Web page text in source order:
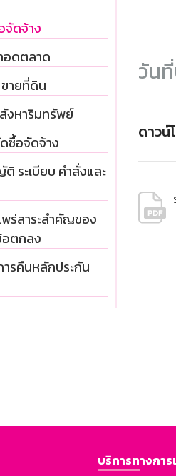
จัดจ้าง
อดตลาด
ายที่ดิน
งหาริมทรัพย์
ซื้อจัดจ้าง
ระเบียบ คำสั่งและ
พร่สาระสำคัญของ
ตกลง
ารคืนหลักประกัน
วันที่
ดาวน์
บริการทางการ